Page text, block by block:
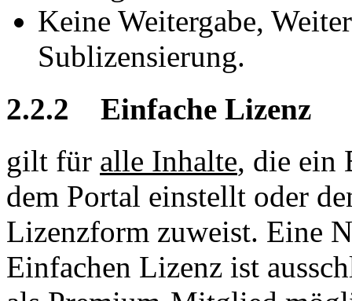
Keine Weitergabe,
Sublizensierung.
2.2.2 Einfache Lizenz
gilt für alle Inhalte, die ein
dem Portal einstellt oder
Lizenzform zuweist. Eine
Einfachen Lizenz ist